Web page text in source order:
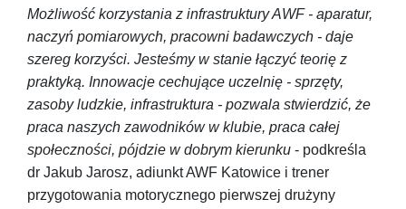
Możliwość korzystania z infrastruktury AWF - aparatur,
naczyń pomiarowych, pracowni badawczych - daje
szereg korzyści. Jesteśmy w stanie łączyć teorię z
praktyką. Innowacje cechujące uczelnię - sprzęty,
zasoby ludzkie, infrastruktura - pozwala stwierdzić, że
praca naszych zawodników w klubie, praca całej
społeczności, pójdzie w dobrym kierunku - podkreśla
dr Jakub Jarosz, adiunkt AWF Katowice i trener
przygotowania motorycznego pierwszej drużyny